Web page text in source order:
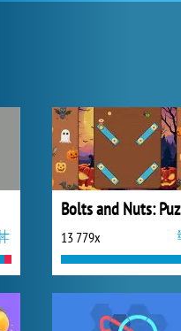
13 779x